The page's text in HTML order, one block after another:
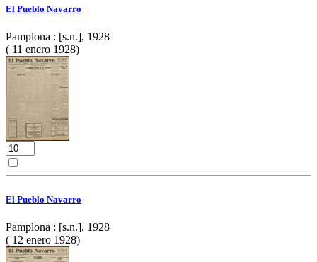
El Pueblo Navarro
Pamplona : [s.n.], 1928
( 11 enero 1928)
El Pueblo Navarro
Pamplona : [s.n.], 1928
( 12 enero 1928)